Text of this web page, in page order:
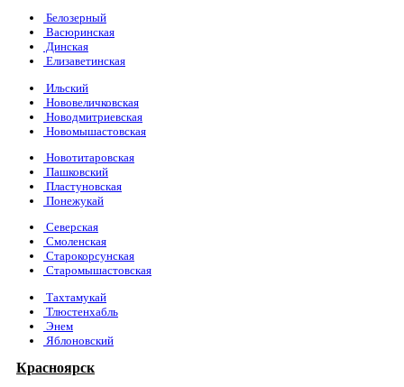
Белозерный
Васюринская
Динская
Елизаветинская
Ильский
Нововеличковская
Новодмитриевская
Новомышастовская
Новотитаровская
Пашковский
Пластуновская
Понежукай
Северская
Смоленская
Старокорсунская
Старомышастовская
Тахтамукай
Тлюстенхабль
Энем
Яблоновский
Красноярск